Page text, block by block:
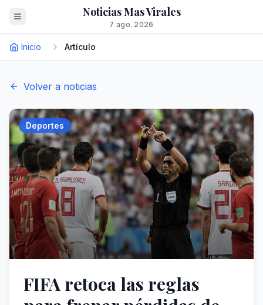
Noticias Mas Virales
7 ago. 2026
Inicio Artículo
Volver a noticias
Deportes
FIFA retoca las reglas